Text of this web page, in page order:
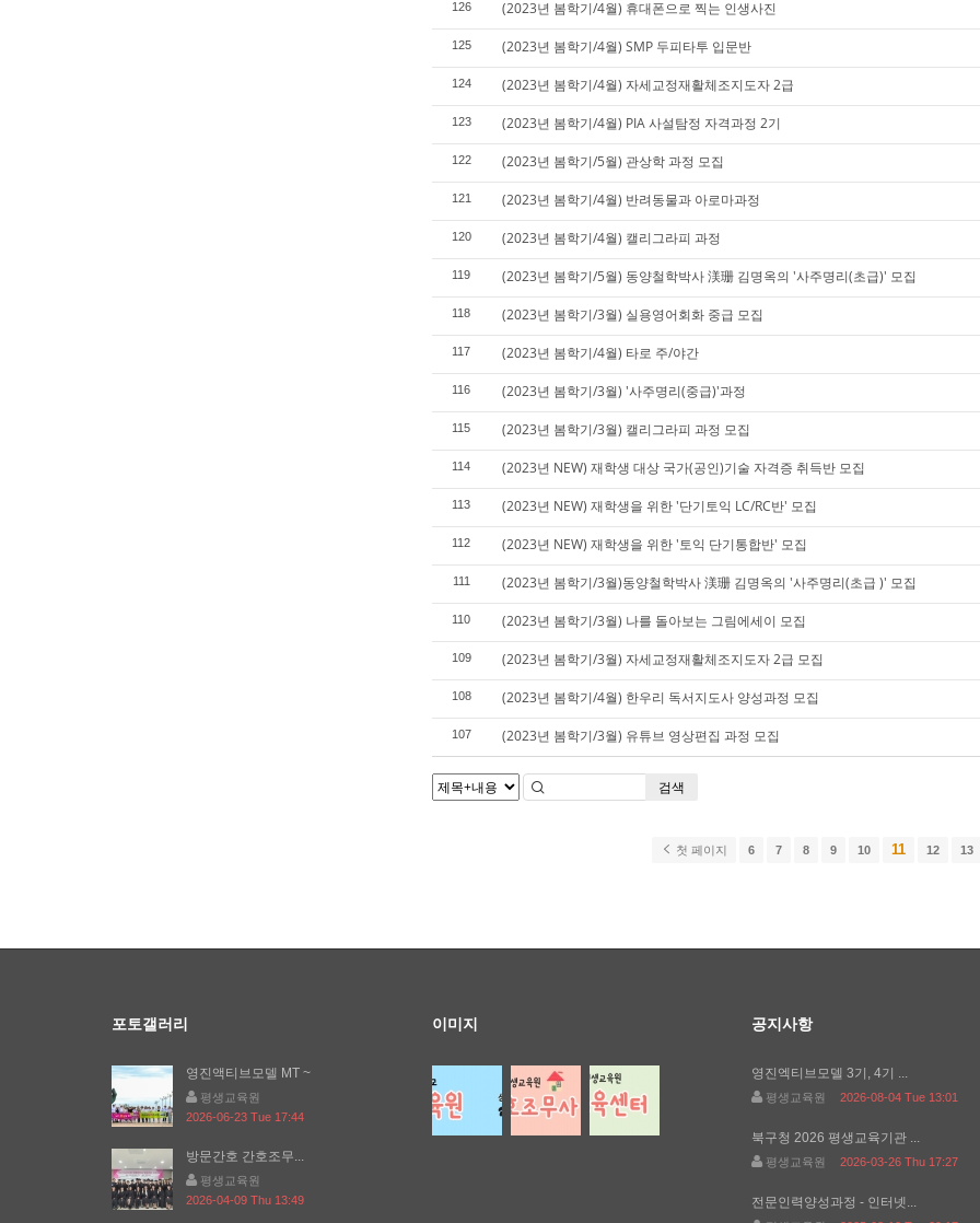
126 (2023년 봄학기/4월) 휴대폰으로 찍는 인생사진
125 (2023년 봄학기/4월) SMP 두피타투 입문반
124 (2023년 봄학기/4월) 자세교정재활체조지도자 2급
123 (2023년 봄학기/4월) PIA 사설탐정 자격과정 2기
122 (2023년 봄학기/5월) 관상학 과정 모집
121 (2023년 봄학기/4월) 반려동물과 아로마과정
120 (2023년 봄학기/4월) 캘리그라피 과정
119 (2023년 봄학기/5월) 동양철학박사 渼珊 김명옥의 '사주명리(초급)' 모집
118 (2023년 봄학기/3월) 실용영어회화 중급 모집
117 (2023년 봄학기/4월) 타로 주/야간
116 (2023년 봄학기/3월) '사주명리(중급)'과정
115 (2023년 봄학기/3월) 캘리그라피 과정 모집
114 (2023년 NEW) 재학생 대상 국가(공인)기술 자격증 취득반 모집
113 (2023년 NEW) 재학생을 위한 '단기토익 LC/RC반' 모집
112 (2023년 NEW) 재학생을 위한 '토익 단기통합반' 모집
111 (2023년 봄학기/3월)동양철학박사 渼珊 김명옥의 '사주명리(초급 )' 모집
110 (2023년 봄학기/3월) 나를 돌아보는 그림에세이 모집
109 (2023년 봄학기/3월) 자세교정재활체조지도자 2급 모집
108 (2023년 봄학기/4월) 한우리 독서지도사 양성과정 모집
107 (2023년 봄학기/3월) 유튜브 영상편집 과정 모집
검색
첫 페이지 6 7 8 9 10 11 12 13
포토갤러리
영진액티브모델 MT ~
평생교육원
2026-06-23 Tue 17:44
방문간호 간호조무...
평생교육원
2026-04-09 Thu 13:49
이미지 공지사항
영진엑티브모델 3기, 4기 ...
평생교육원 2026-08-04 Tue 13:01
북구청 2026 평생교육기관 ...
평생교육원 2026-03-26 Thu 17:27
전문인력양성과정 - 인터넷...